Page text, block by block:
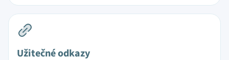
Užitečné odkazy